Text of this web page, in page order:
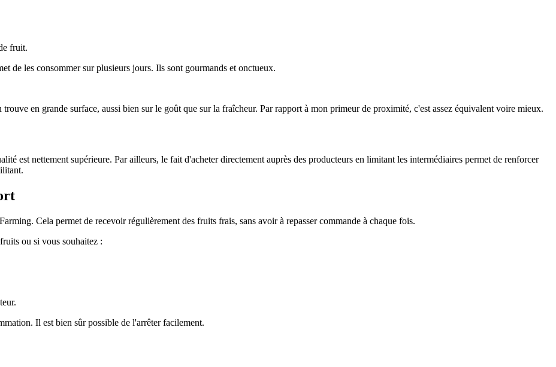
fruit.
de les consommer sur plusieurs jours. Ils sont gourmands et onctueux.
en grande surface, aussi bien sur le goût que sur la fraîcheur. Par rapport à mon primeur de proximité, c'est assez équivalent voire mieux.
est nettement supérieure. Par ailleurs, le fait d'acheter directement auprès des producteurs en limitant les intermédiaires permet de renforcer
Cela permet de recevoir régulièrement des fruits frais, sans avoir à repasser commande à chaque fois.
ou si vous souhaitez :
Il est bien sûr possible de l'arrêter facilement.